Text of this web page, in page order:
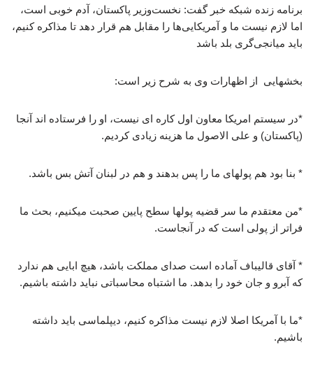
برنامه زنده شبکه خبر گفت: نخست‌وزیر پاکستان، آدم خوبی است،
اما لازم نیست ما و آمریکایی‌ها را مقابل هم قرار دهد تا مذاکره کنیم،
باید میانجی‌گری بلد باشد
بخشهایی از اظهارات وی به شرح زیر است:
*در سیستم امریکا معاون اول کاره ای نیست، او را فرستاده اند آنجا
(پاکستان) و علی الاصول ما هزینه زیادی کردیم.
* بنا بود هم پولهای ما را پس بدهند و هم در لبنان آتش بس باشد.
*من معتقدم ما سر قضیه پولها سطح پایین صحبت میکنیم، بحث ما
فراتر از پولی است که در آنجاست.
* آقای قالیباف آماده است صدای مملکت باشد، هیچ ابایی هم ندارد
که آبرو و جان خود را بدهد. ما اشتباه محاسباتی نباید داشته باشیم.
*ما با آمریکا اصلا لازم نیست مذاکره کنیم، دیپلماسی باید داشته
باشیم.